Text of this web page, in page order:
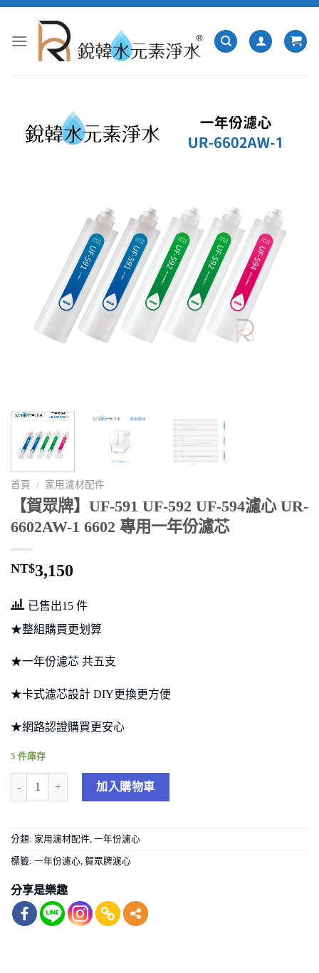
跳
首頁 / 家用濾材配件
【賀眾牌】UF-591 UF-592 UF-594濾心 UR-
6602AW-1 6602 專用一年份濾芯
NT$3,150
已售出15 件
★整組購買更划算
★一年份濾芯 共五支
★卡式濾芯設計 DIY更換更方便
★網路認證購買更安心
5 件庫存
【賀眾牌】UF-591 UF-592 UF-594濾心 UR-6602AW-1 6602 專用一年
加入購物車
分類: 家用濾材配件 一年份濾心
標籤: 一年份濾心 賀眾牌濾心
分享是樂趣